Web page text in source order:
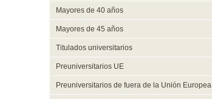
Mayores de 40 años
Mayores de 45 años
Titulados universitarios
Preuniversitarios UE
Preuniversitarios de fuera de la Unión Europea